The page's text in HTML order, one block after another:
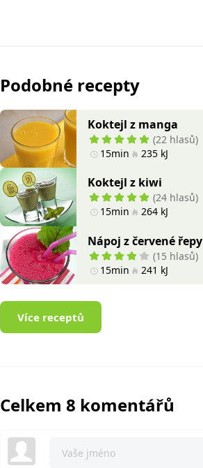
Podobné recepty
Koktejl z manga
(22 hlasů)
15min
235 kJ
Koktejl z kiwi
(24 hlasů)
15min
264 kJ
Nápoj z červené řepy
(15 hlasů)
15min
241 kJ
Více receptů
Celkem 8 komentářů